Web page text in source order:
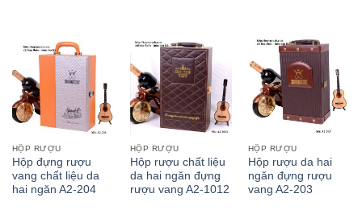
HỘP RƯỢU
Hộp đựng rượu
vang chất liệu da
hai ngăn A2-204
HỘP RƯỢU
Hộp rượu chất liệu
da hai ngăn đựng
rượu vang A2-1012
HỘP RƯỢU
Hộp rượu da hai
ngăn đựng rượu
vang A2-203